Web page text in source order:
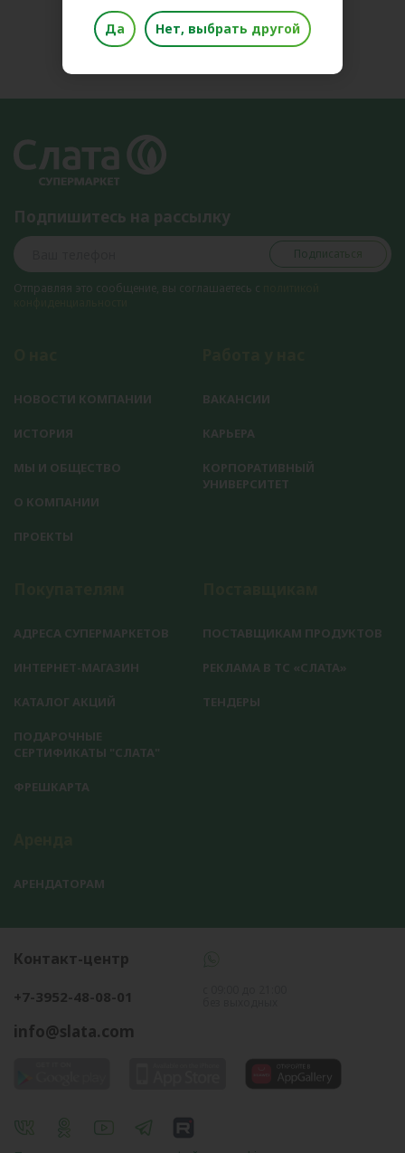
Подпишитесь на рассылку
Подписаться
Отправляя это сообщение, вы соглашаетесь с
НОВОСТИ КОМПАНИИ
ИСТОРИЯ
МЫ И ОБЩЕСТВО
О КОМПАНИИ
ПРОЕКТЫ
ВАКАНСИИ
КАРЬЕРА
КОРПОРАТИВНЫЙ
УНИВЕРСИТЕТ
АДРЕСА СУПЕРМАРКЕТОВ
ИНТЕРНЕТ-МАГАЗИН
КАТАЛОГ АКЦИЙ
ПОДАРОЧНЫЕ
СЕРТИФИКАТЫ "СЛАТА"
ФРЕШКАРТА
ПОСТАВЩИКАМ ПРОДУКТОВ
РЕКЛАМА В ТС «СЛАТА»
ТЕНДЕРЫ
АРЕНДАТОРАМ
Контакт-центр
+7-3952-48-08-01
info@slata.com
Да Нет, выбрать другой